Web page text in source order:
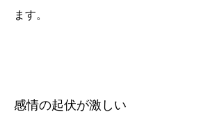
ます。
感情の起伏が激しい